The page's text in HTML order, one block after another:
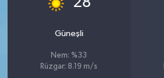
Güneşli
Nem: %33
Rüzgar: 8.19 m/s